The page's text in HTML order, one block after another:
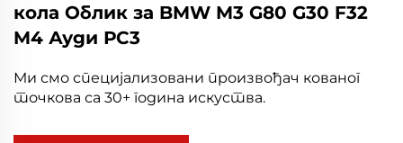
кола Облик за BMW M3 G80 G30 F32
M4 Ауди РС3
Ми смо специјализовани произвођач кованог
точкова са 30+ година искуства.